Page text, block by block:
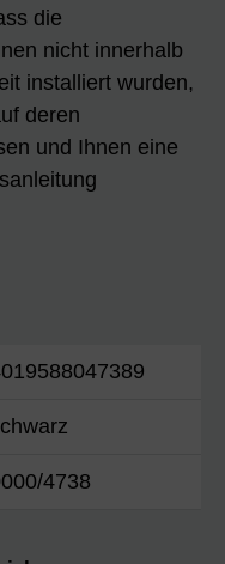
die
nicht innerhalb
installiert wurden,
deren
und Ihnen eine
4738